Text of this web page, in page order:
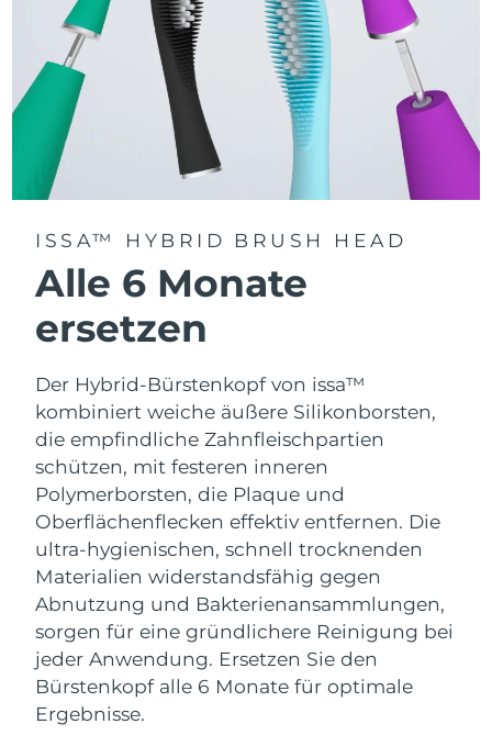
ISSA™ HYBRID BRUSH HEAD
Alle 6 Monate
ersetzen
Der Hybrid-Bürstenkopf von issa™
kombiniert weiche äußere Silikonborsten,
die empfindliche Zahnfleischpartien
schützen, mit festeren inneren
Polymerborsten, die Plaque und
Oberflächenflecken effektiv entfernen. Die
ultra-hygienischen, schnell trocknenden
Materialien widerstandsfähig gegen
Abnutzung und Bakterienansammlungen,
sorgen für eine gründlichere Reinigung bei
jeder Anwendung. Ersetzen Sie den
Bürstenkopf alle 6 Monate für optimale
Ergebnisse.